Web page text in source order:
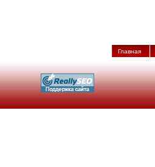
Главная